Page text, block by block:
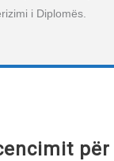
i Diplomës.